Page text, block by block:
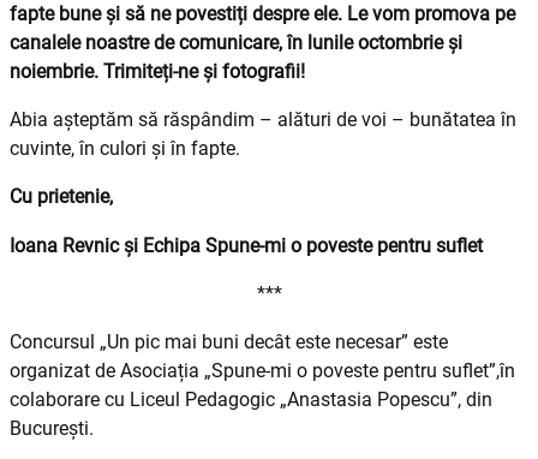
fapte bune și să ne povestiți despre ele. Le vom promova pe
canalele noastre de comunicare, în lunile octombrie și
noiembrie. Trimiteți-ne și fotografii!
Abia așteptăm să răspândim – alături de voi – bunătatea în
cuvinte, în culori și în fapte.
Cu prietenie,
Ioana Revnic și Echipa Spune-mi o poveste pentru suflet
***
Concursul „Un pic mai buni decât este necesar” este
organizat de Asociația „Spune-mi o poveste pentru suflet”,în
colaborare cu Liceul Pedagogic „Anastasia Popescu”, din
București.